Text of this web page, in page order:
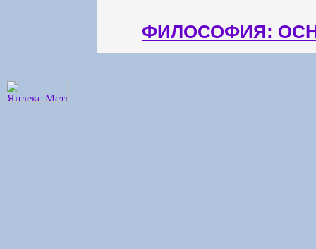
ФИЛОСОФИЯ: